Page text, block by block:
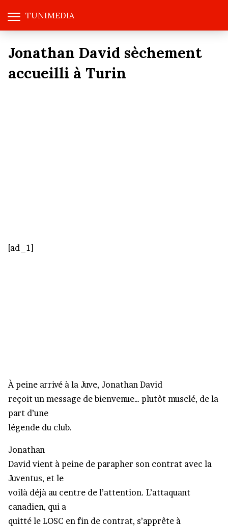
TUNIMEDIA
Jonathan David sèchement
accueilli à Turin
[ad_1]
À peine arrivé à la Juve, Jonathan David
reçoit un message de bienvenue… plutôt musclé, de la
part d’une
légende du club.
Jonathan
David vient à peine de parapher son contrat avec la
Juventus, et le
voilà déjà au centre de l’attention. L’attaquant
canadien, qui a
quitté le LOSC en fin de contrat, s’apprête à